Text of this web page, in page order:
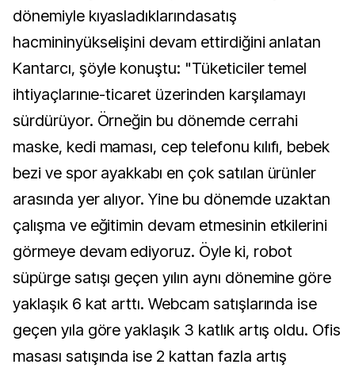
dönemiyle kıyasladıklarındasatış
hacmininyükselişini devam ettirdiğini anlatan
Kantarcı, şöyle konuştu: "Tüketiciler temel
ihtiyaçlarınıe-ticaret üzerinden karşılamayı
sürdürüyor. Örneğin bu dönemde cerrahi
maske, kedi maması, cep telefonu kılıfı, bebek
bezi ve spor ayakkabı en çok satılan ürünler
arasında yer alıyor. Yine bu dönemde uzaktan
çalışma ve eğitimin devam etmesinin etkilerini
görmeye devam ediyoruz. Öyle ki, robot
süpürge satışı geçen yılın aynı dönemine göre
yaklaşık 6 kat arttı. Webcam satışlarında ise
geçen yıla göre yaklaşık 3 katlık artış oldu. Ofis
masası satışında ise 2 kattan fazla artış